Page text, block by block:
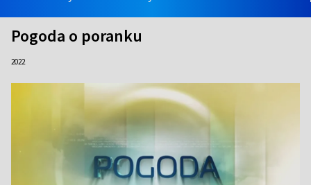
Pogoda o poranku
2022